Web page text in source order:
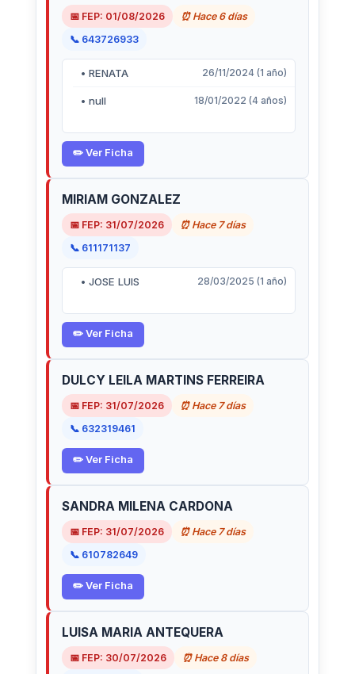
📅 FEP: 01/08/2026
⏰ Hace 6 días
📞 643726933
• RENATA 26/11/2024 (1 año)
• null 18/01/2022 (4 años)
✏️ Ver Ficha
MIRIAM GONZALEZ
📅 FEP: 31/07/2026
⏰ Hace 7 días
📞 611171137
• JOSE LUIS 28/03/2025 (1 año)
✏️ Ver Ficha
DULCY LEILA MARTINS FERREIRA
📅 FEP: 31/07/2026
⏰ Hace 7 días
📞 632319461
✏️ Ver Ficha
SANDRA MILENA CARDONA
📅 FEP: 31/07/2026
⏰ Hace 7 días
📞 610782649
✏️ Ver Ficha
LUISA MARIA ANTEQUERA
📅 FEP: 30/07/2026
⏰ Hace 8 días